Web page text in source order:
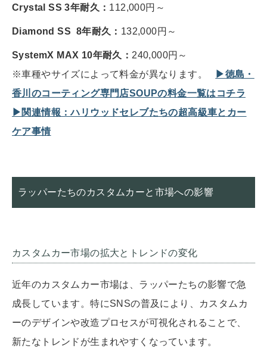
Crystal SS3年耐久 ： 112,000円～
Diamond SS 8年耐久 ： 132,000円～
SystemX MAX 10年耐久： 240,000円～
※車種やサイズによって料金が異なります。
▶︎徳島・
香川のコーティング専門店SOUPの料金一覧はコチラ
▶︎関連情報：ハリウッドセレブたちの超高級車とカー
ケア事情
ラッパーたちのカスタムカーと市場への影響
カスタムカー市場の拡大とトレンドの変化
近年のカスタムカー市場は、ラッパーたちの影響で急
成長しています。特にSNSの普及により、カスタムカ
ーのデザインや改造プロセスが可視化されることで、
新たなトレンドが生まれやすくなっています。